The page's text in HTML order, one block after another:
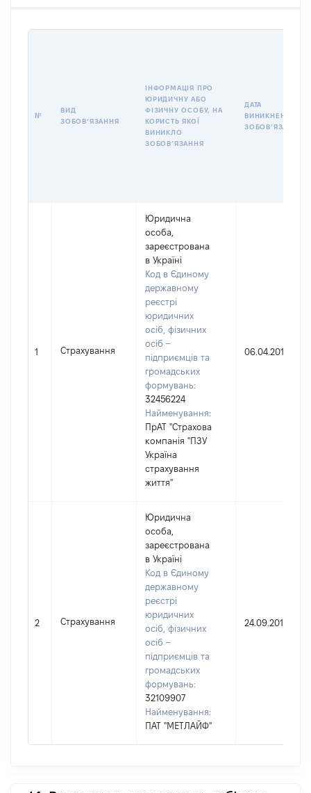
№
ВИД
ЗОБОВʼЯЗАННЯ
ІНФОРМАЦІЯ ПРО
ЮРИДИЧНУ АБО
ФІЗИЧНУ ОСОБУ, НА
КОРИСТЬ ЯКОЇ
ВИНИКЛО
ЗОБОВʼЯЗАННЯ
ДАТА
ВИНИКНЕННЯ
ЗОБОВʼЯЗАННЯ
1 Страхування
Юридична
особа,
зареєстрована
в Україні
Код в Єдиному
державному
реєстрі
юридичних
осіб, фізичних
осіб –
підприємців та
громадських
формувань:
32456224
Найменування:
ПрАТ "Страхова
компанія "ПЗУ
Україна
страхування
життя"
06.04.2015
2 Страхування
Юридична
особа,
зареєстрована
в Україні
Код в Єдиному
державному
реєстрі
юридичних
осіб, фізичних
осіб –
підприємців та
громадських
формувань:
32109907
Найменування:
ПАТ "МЕТЛАЙФ"
24.09.2018